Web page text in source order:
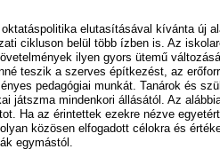
elutasításával kívánta új
cikluson belül több ízben is. Az
ilyen gyors ütemű
teszik a szerves építkezést, az
pedagógiai munkát. Tanárok és
játszma mindenkori állásától. Az
Ha az érintettek ezekre nézve
közösen elfogadott célokra és
egymástól.